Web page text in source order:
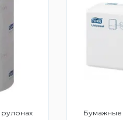
Бумажные